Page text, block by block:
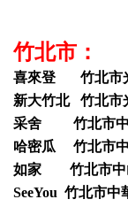
竹北市：
喜來登 竹北市光
新大竹北 竹北市
采舍 竹北市中
哈密瓜 竹北市中
如家 竹北市中
SeeYou 竹北市中